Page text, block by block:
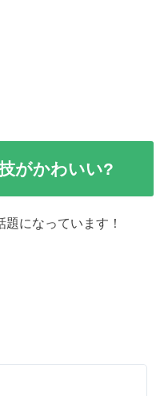
がかわいい?
になっています！